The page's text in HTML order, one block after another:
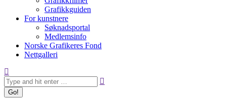
Grafikkguiden
For kunstnere
Søknadsportal
Medlemsinfo
Norske Grafikeres Fond
Nettgalleri
Search: